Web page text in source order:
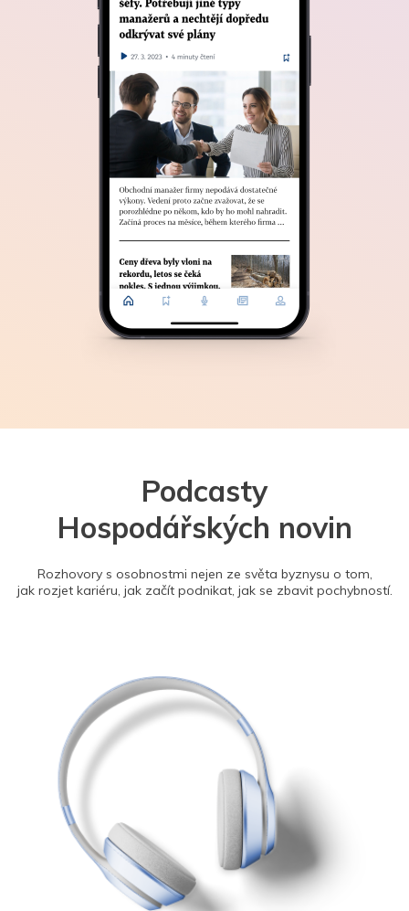
Podcasty
Hospodářských novin
Rozhovory s osobnostmi nejen ze světa byznysu o tom,
jak rozjet kariéru, jak začít podnikat, jak se zbavit pochybností.